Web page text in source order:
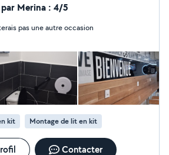
Merina : 4/5
pas une autre occasion
kit Montage de lit en kit
Contacter